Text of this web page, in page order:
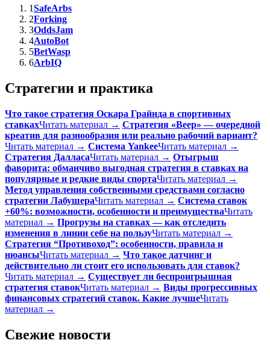
1SafeArbs
2Forking
3OddsJam
4AutoBot
5BetWasp
6ArbIQ
Стратегии и практика
Что такое стратегия Оскара Грайнда в спортивных
ставкахЧитать материал → Стратегия «Веер» — очередной
креатив для разнообразия или реально рабочий вариант?
Читать материал → Система YankeeЧитать материал →
Стратегия ДалласаЧитать материал → Отыгрыш
фаворита: обманчиво выгодная стратегия в ставках на
популярные и редкие виды спортаЧитать материал →
Метод управления собственными средствами согласно
стратегии ЛабушераЧитать материал → Система ставок
+60%: возможности, особенности и преимуществаЧитать
материал → Прогрузы на ставках — как отследить
изменения в линии себе на пользуЧитать материал →
Стратегия “Противоход”: особенности, правила и
нюансыЧитать материал → Что такое датчинг и
действительно ли стоит его использовать для ставок?
Читать материал → Существует ли беспроигрышная
стратегия ставокЧитать материал → Виды прогрессивных
финансовых стратегий ставок. Какие лучшеЧитать
материал →
Свежие новости